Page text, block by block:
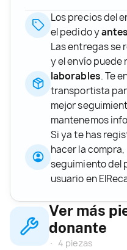
Los precios del
el pedido y
Las entregas se
y el envío puede
laborables. Te
transportista
mejor
mantenemos
Si ya te has
hacer la
seguimiento del
usuario en
Ver más
donante
4 piezas